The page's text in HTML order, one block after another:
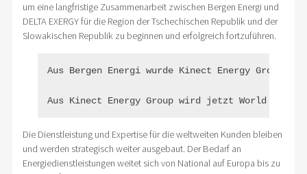
um eine langfristige Zusammenarbeit zwischen Bergen Energi und
DELTA EXERGY für die Region der Tschechischen Republik und der
Slowakischen Republik zu beginnen und erfolgreich fortzuführen.
Aus Bergen Energi wurde Kinect Energy Group.
Aus Kinect Energy Group wird jetzt World
Die Dienstleistung und Expertise für die weltweiten Kunden bleiben
und werden strategisch weiter ausgebaut. Der Bedarf an
Energiedienstleistungen weitet sich von National auf Europa bis zu